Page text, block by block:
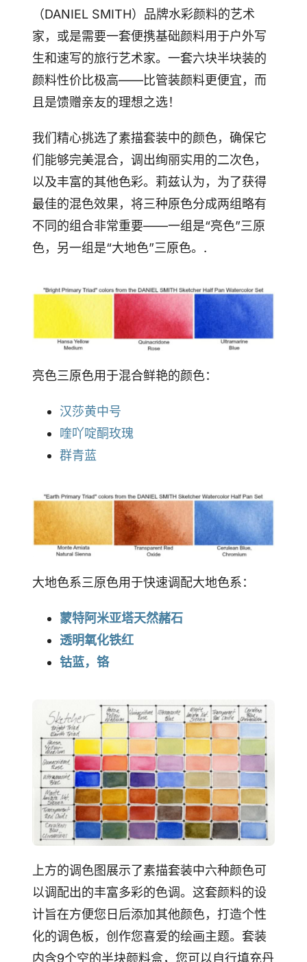
（DANIEL SMITH）品牌水彩颜料的艺术
家，或是需要一套便携基础颜料用于户外写
生和速写的旅行艺术家。一套六块半块装的
颜料性价比极高——比管装颜料更便宜，而
且是馈赠亲友的理想之选！
我们精心挑选了素描套装中的颜色，确保它
们能够完美混合，调出绚丽实用的二次色，
以及丰富的其他色彩。莉兹认为，为了获得
最佳的混色效果，将三种原色分成两组略有
不同的组合非常重要——一组是“亮色”三原
色，另一组是“大地色”三原色。.
亮色三原色用于混合鲜艳的颜色：
汉莎黄中号
喹吖啶酮玫瑰
群青蓝
大地色系三原色用于快速调配大地色系：
蒙特阿米亚塔天然赭石
透明氧化铁红
钴蓝，铬
上方的调色图展示了素描套装中六种颜色可
以调配出的丰富多彩的色调。这套颜料的设
计旨在方便您日后添加其他颜色，打造个性
化的调色板，创作您喜爱的绘画主题。套装
内含9个空的半块颜料盒，您可以自行填充丹